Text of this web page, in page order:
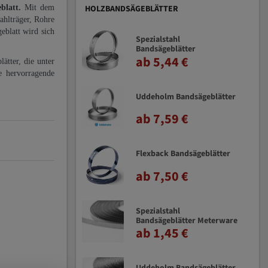
Mit dem
Rohre
wird sich
die unter
HOLZBANDSÄGEBLÄTTER
Spezialstahl
Bandsägeblätter
ab 5,44 €
Uddeholm Bandsägeblätter
ab 7,59 €
Flexback Bandsägeblätter
ab 7,50 €
Spezialstahl
Bandsägeblätter Meterware
ab 1,45 €